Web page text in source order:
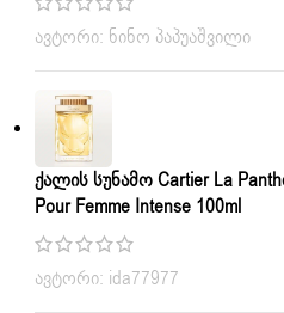
ავტორი: ნინო პაპუაშვილი
Ქალის Სუნამო Cartier La
Pour Femme Intense 100ml
ავტორი: ida77977